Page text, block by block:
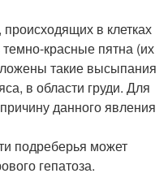
в клетках
темно-красные пятна (их
такие высыпания
в области груди. Для
данного явления
подреберья может
гепатоза.